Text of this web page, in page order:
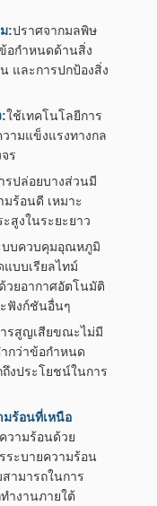
:ปราศจากมลพิษ
อกำหนดด้านสิ่ง
และการปกป้องสิ่ง
ใช้เทคโนโลยีการ
ามแข็งแรงทางกล
ร
รปล่อยบางส่วนมี
มร้อนดี เหมาะ
สูงในระยะยาว
บบควบคุมอุณหภูมิ
บบเรียลไทม์
วยอากาศอัตโนมัติ
ฟังก์ชันอื่นๆ
รสูญเสียขณะไม่มี
กว่าข้อกำหนด
งประโยชน์ในการ
มร้อนที่เหนือ
วามร้อนด้วย
ระบายความร้อน
ามารถในการ
ำงานภายใต้